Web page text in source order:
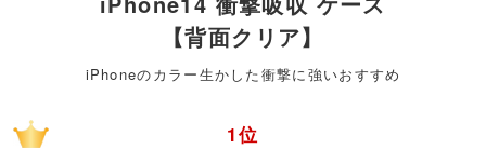
【背面クリア】
iPhoneのカラー生かした衝撃に強いおすすめ
1位